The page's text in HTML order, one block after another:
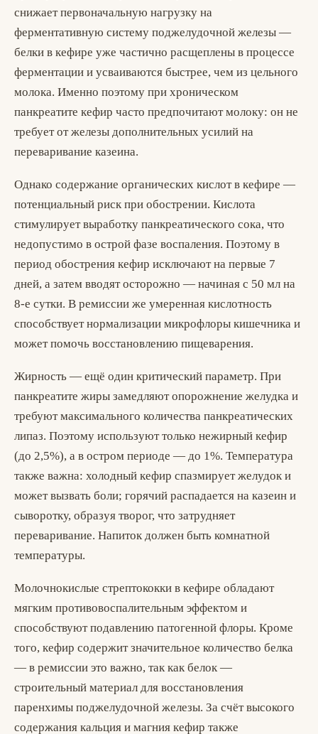
снижает первоначальную нагрузку на
ферментативную систему поджелудочной железы —
белки в кефире уже частично расщеплены в процессе
ферментации и усваиваются быстрее, чем из цельного
молока. Именно поэтому при хроническом
панкреатите кефир часто предпочитают молоку: он не
требует от железы дополнительных усилий на
переваривание казеина.
Однако содержание органических кислот в кефире —
потенциальный риск при обострении. Кислота
стимулирует выработку панкреатического сока, что
недопустимо в острой фазе воспаления. Поэтому в
период обострения кефир исключают на первые 7
дней, а затем вводят осторожно — начиная с 50 мл на
8-е сутки. В ремиссии же умеренная кислотность
способствует нормализации микрофлоры кишечника и
может помочь восстановлению пищеварения.
Жирность — ещё один критический параметр. При
панкреатите жиры замедляют опорожнение желудка и
требуют максимального количества панкреатических
липаз. Поэтому используют только нежирный кефир
(до 2,5%), а в остром периоде — до 1%. Температура
также важна: холодный кефир спазмирует желудок и
может вызвать боли; горячий распадается на казеин и
сыворотку, образуя творог, что затрудняет
переваривание. Напиток должен быть комнатной
температуры.
Молочнокислые стрептококки в кефире обладают
мягким противовоспалительным эффектом и
способствуют подавлению патогенной флоры. Кроме
того, кефир содержит значительное количество белка
— в ремиссии это важно, так как белок —
строительный материал для восстановления
паренхимы поджелудочной железы. За счёт высокого
содержания кальция и магния кефир также